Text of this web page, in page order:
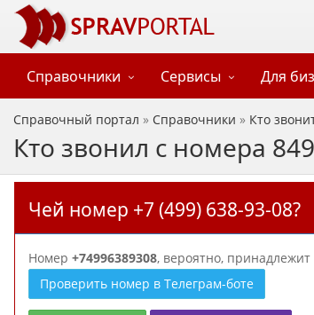
Справочники Сервисы Для
Справочный портал » Справочники » Кто
Кто звонил с номера
Чей номер +7 (499) 638-93-08?
Номер +74996389308, вероятно,
Проверить номер в Телеграм-боте